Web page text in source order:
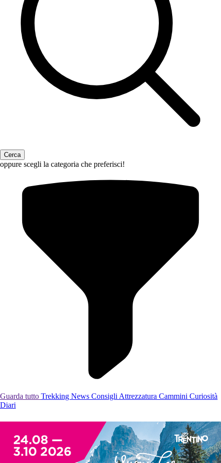
oppure scegli la categoria che preferisci!
Guarda tutto Trekking News Consigli Attrezzatura Cammini Curiosità
Diari